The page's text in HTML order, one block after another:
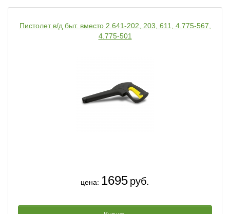
Пистолет в/д быт. вместо 2.641-202, 203, 611, 4.775-567,
4.775-501
цена: 1695 руб.